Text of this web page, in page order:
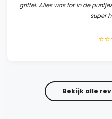
griffel. Alles was tot in de
super
Bekijk alle